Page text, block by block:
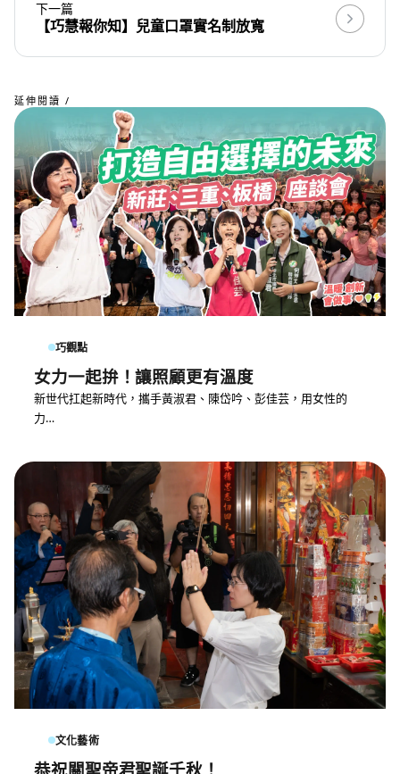
下一篇
【巧慧報你知】兒童口罩實名制放寬
延伸閱讀 /
巧觀點
女力一起拚！讓照顧更有溫度
新世代扛起新時代，攜手黃淑君、陳岱吟、彭佳芸，用女性的
力…
文化藝術
恭祝關聖帝君聖誕千秋！